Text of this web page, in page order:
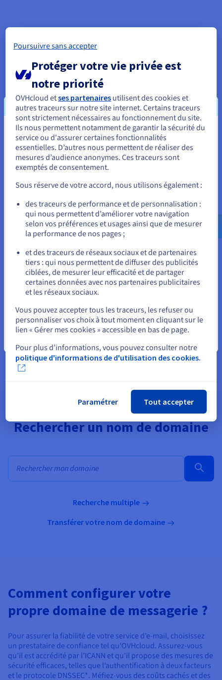
Optez pour unnom de domaine facileà taper. Évitez
dérouter la clientèle.
Pensez à inclure votre ville ou votre département dans
le domaine pour faciliter lareconnaissance locale.
Évitez les chiffres et les traits d’union
Assurez-vous que le domaine que vous avez choisi n’est
pas une marque déposéeou qu’il n’est pas déjà utilisé
par une autre entité, afin d’éviter tout problème
juridique.
Choisissez uneextension de domaine
(.com, .fr) qui correspond à la raison d’être et aux
objectifs de votre entreprise.
Protégez votre marqueen achetant différentes
extensions de domaine et variations de votre nom afin
d’empêcher vos concurrents de les acquérir.
Rechercher un nom de domaine
Recherche en masse de noms de domaine
Recherche multiple
Transférer votre nom de domaine
Comment configurer votre
propre domaine de messagerie ?
Pour assurer la fiabilité de votre service d’e-mail, choisissez
un prestataire de confiance tel qu’OVHcloud. Assurez-vous
qu’il est accrédité par l’ICANN et qu’il propose des mesures de
sécurité efficaces, telles que l’authentification à deux facteurs
et le protocole DNSSEC*. Méfiez-vous des coûts cachés et des
Vous semblez être localisé en États-
Unis.
Pour commander, rendez-vous sur le site de votre pays (États-
Allez sur le site États-Unis
us.ovhcloud.com/
Anglais USD - $
ou
Rester sur le site actuel
Sélectionner un autre site web
Poursuivre sans accepter
Protéger votre vie privée est
notre priorité
OVHcloud etses partenaires utilisent des cookies et
autres traceurs sur notre site internet. Certains traceurs
sont strictement nécessaires au fonctionnement du site.
Ils nous permettent notamment de garantir la sécurité du
service ou d'assurer certaines fonctionnalités
essentielles. D’autres nous permettent de réaliser des
mesures d’audience anonymes. Ces traceurs sont
exemptés de consentement.
Sous réserve de votre accord, nous utilisons également :
des traceurs de performance et de personnalisation :
qui nous permettent d’améliorer votre navigation
selon vos préférences et usages ainsi que de mesurer
la performance de nos pages ;
et des traceurs de réseaux sociaux et de partenaires
tiers : qui nous permettent de diffuser des publicités
ciblées, de mesurer leur efficacité et de partager
certaines données avec nos partenaires publicitaires
et les réseaux sociaux.
Vous pouvez accepter tous les traceurs, les refuser ou
personnaliser vos choix à tout moment en cliquant sur le
lien « Gérer mes cookies » accessible en bas de page.
Pour plus d’informations, vous pouvez consulter notre
politique d'informations de d'utilisation des cookies.
Paramétrer Tout accepter